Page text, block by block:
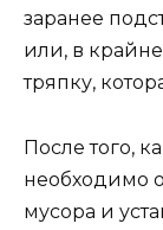
заранее
или, в
тряпку,
После того,
необходимо
мусора и